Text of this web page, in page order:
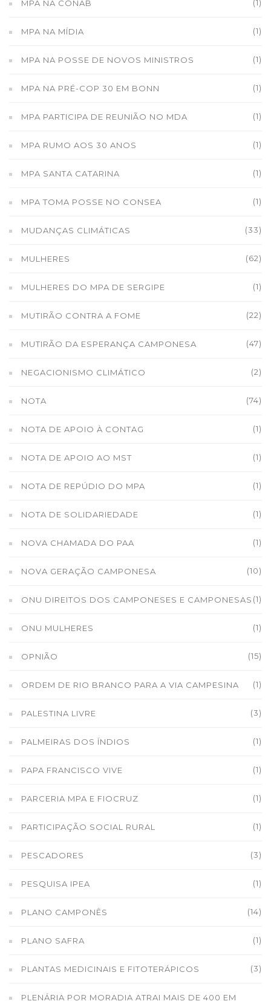
MPA NA CONAB (1)
MPA NA MÍDIA (1)
MPA NA POSSE DE NOVOS MINISTROS (1)
MPA NA PRÉ-COP 30 EM BONN (1)
MPA PARTICIPA DE REUNIÃO NO MDA (1)
MPA RUMO AOS 30 ANOS (1)
MPA SANTA CATARINA (1)
MPA TOMA POSSE NO CONSEA (1)
MUDANÇAS CLIMÁTICAS (33)
MULHERES (62)
MULHERES DO MPA DE SERGIPE (1)
MUTIRÃO CONTRA A FOME (22)
MUTIRÃO DA ESPERANÇA CAMPONESA (47)
NEGACIONISMO CLIMÁTICO (2)
NOTA (74)
NOTA DE APOIO À CONTAG (1)
NOTA DE APOIO AO MST (1)
NOTA DE REPÚDIO DO MPA (1)
NOTA DE SOLIDARIEDADE (1)
NOVA CHAMADA DO PAA (1)
NOVA GERAÇÃO CAMPONESA (10)
ONU DIREITOS DOS CAMPONESES E CAMPONESAS (1)
ONU MULHERES (1)
OPNIÃO (15)
ORDEM DE RIO BRANCO PARA A VIA CAMPESINA (1)
PALESTINA LIVRE (3)
PALMEIRAS DOS ÍNDIOS (1)
PAPA FRANCISCO VIVE (1)
PARCERIA MPA E FIOCRUZ (1)
PARTICIPAÇÃO SOCIAL RURAL (1)
PESCADORES (3)
PESQUISA IPEA (1)
PLANO CAMPONÊS (14)
PLANO SAFRA (1)
PLANTAS MEDICINAIS E FITOTERÁPICOS (3)
PLENÁRIA POR MORADIA ATRAI MAIS DE 400 EM